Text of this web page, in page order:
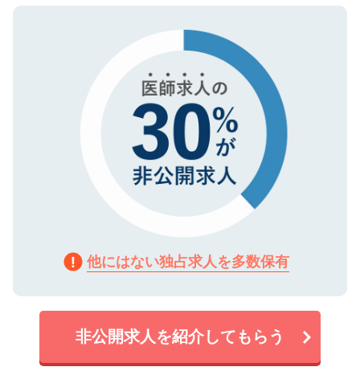
で、機密保持に関してもご安心ください。
ので、まずはご登録ください。
他にはない独占求人を多数保有
非公開求人を紹介してもらう